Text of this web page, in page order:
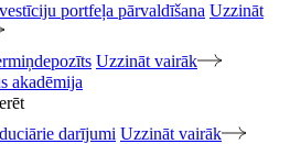
portfeļa pārvaldīšana Uzzināt
Uzzināt vairāk
akadēmija
darījumi Uzzināt vairāk